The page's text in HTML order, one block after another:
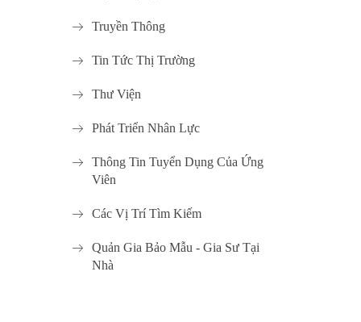
Truyền Thông
Tin Tức Thị Trường
Thư Viện
Phát Triển Nhân Lực
Thông Tin Tuyển Dụng Của Ứng
Viên
Các Vị Trí Tìm Kiếm
Quản Gia Bảo Mẫu - Gia Sư Tại
Nhà